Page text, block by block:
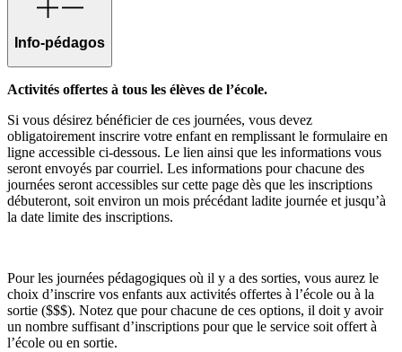
Info-pédagos
Activités offertes à tous les élèves de l’école.
Si vous désirez bénéficier de ces journées, vous devez
obligatoirement inscrire votre enfant en remplissant le formulaire en
ligne accessible ci-dessous. Le lien ainsi que les informations vous
seront envoyés par courriel. Les informations pour chacune des
journées seront accessibles sur cette page dès que les inscriptions
débuteront, soit environ un mois précédant ladite journée et jusqu’à
la date limite des inscriptions.
Pour les journées pédagogiques où il y a des sorties, vous aurez le
choix d’inscrire vos enfants aux activités offertes à l’école ou à la
sortie ($$$). Notez que pour chacune de ces options, il doit y avoir
un nombre suffisant d’inscriptions pour que le service soit offert à
l’école ou en sortie.